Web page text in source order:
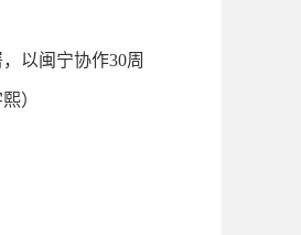
以闽宁协作30周
）